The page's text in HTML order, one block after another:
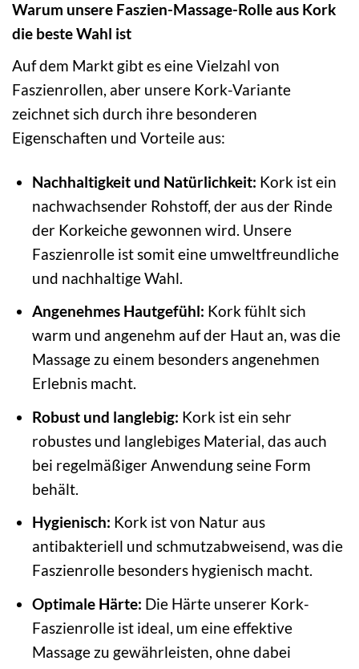
Warum unsere Faszien-Massage-Rolle aus Kork
die beste Wahl ist
Auf dem Markt gibt es eine Vielzahl von
Faszienrollen, aber unsere Kork-Variante
zeichnet sich durch ihre besonderen
Eigenschaften und Vorteile aus:
Nachhaltigkeit und Natürlichkeit: Kork ist ein
nachwachsender Rohstoff, der aus der Rinde
der Korkeiche gewonnen wird. Unsere
Faszienrolle ist somit eine umweltfreundliche
und nachhaltige Wahl.
Angenehmes Hautgefühl: Kork fühlt sich
warm und angenehm auf der Haut an, was die
Massage zu einem besonders angenehmen
Erlebnis macht.
Robust und langlebig: Kork ist ein sehr
robustes und langlebiges Material, das auch
bei regelmäßiger Anwendung seine Form
behält.
Hygienisch: Kork ist von Natur aus
antibakteriell und schmutzabweisend, was die
Faszienrolle besonders hygienisch macht.
Optimale Härte: Die Härte unserer Kork-
Faszienrolle ist ideal, um eine effektive
Massage zu gewährleisten, ohne dabei